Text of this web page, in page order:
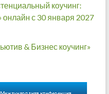
коучинг:
онлайн с 30 января 2027
& Бизнес коучинг»